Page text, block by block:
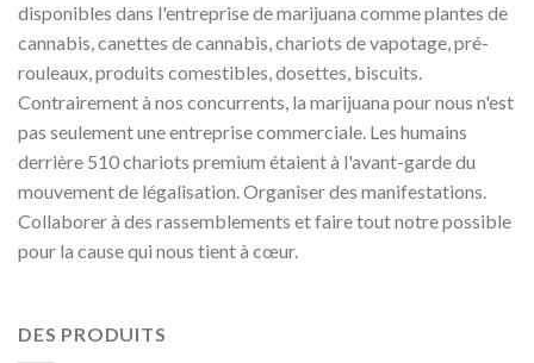
disponibles dans l'entreprise de marijuana comme plantes de
cannabis, canettes de cannabis, chariots de vapotage, pré-
rouleaux, produits comestibles, dosettes, biscuits.
Contrairement à nos concurrents, la marijuana pour nous n'est
pas seulement une entreprise commerciale. Les humains
derrière 510 chariots premium étaient à l'avant-garde du
mouvement de légalisation. Organiser des manifestations.
Collaborer à des rassemblements et faire tout notre possible
pour la cause qui nous tient à cœur.
DES PRODUITS